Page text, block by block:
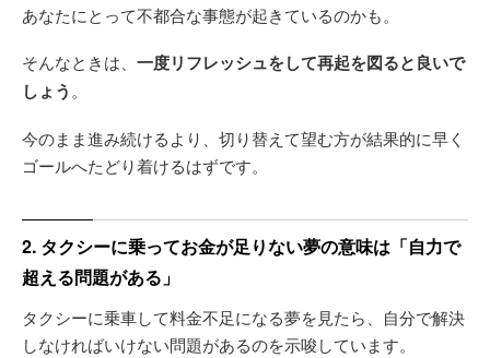
あなたにとって不都合な事態が起きているのかも。
そんなときは、 一度リフレッシュをして再起を図ると良いで
しょう 。
今のまま進み続けるより、切り替えて望む方が結果的に早く
ゴールへたどり着けるはずです。
2. タクシーに乗ってお金が足りない夢の意味は「自力で
超える問題がある」
タクシーに乗車して料金不足になる夢を見たら、自分で解決
しなければいけない問題があるのを示唆しています。